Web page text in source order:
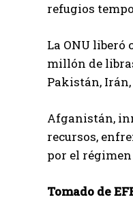
refugios
La ONU
millón de
Pakistán,
Afganistán,
recursos,
por el
Tomado de